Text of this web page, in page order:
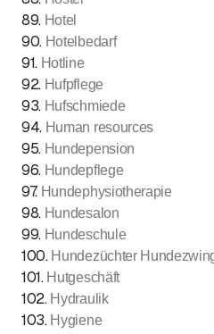
89. Hotel
90. Hotelbedarf
91. Hotline
92. Hufpflege
93. Hufschmiede
94. Human resources
95. Hundepension
96. Hundepflege
97. Hundephysiotherapie
98. Hundesalon
99. Hundeschule
100. Hundezüchter
101. Hutgeschäft
102. Hydraulik
103. Hygiene